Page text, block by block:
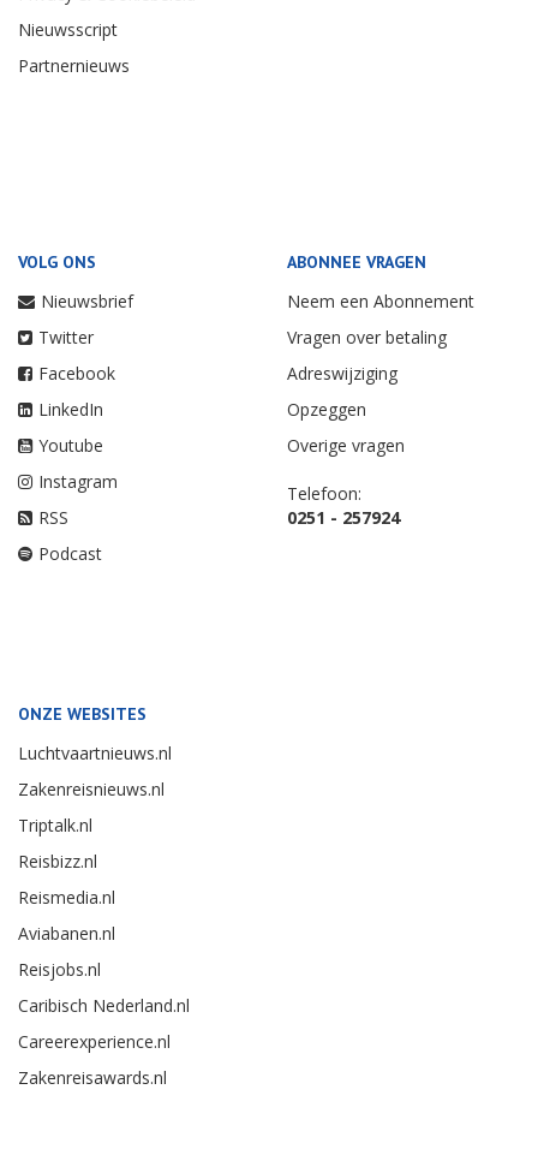
Nieuwsscript
Partnernieuws
VOLG ONS
Nieuwsbrief
Twitter
Facebook
LinkedIn
Youtube
Instagram
RSS
Podcast
ABONNEE VRAGEN
Neem een Abonnement
Vragen over betaling
Adreswijziging
Opzeggen
Overige vragen
Telefoon:
0251 - 257924
ONZE WEBSITES
Luchtvaartnieuws.nl
Zakenreisnieuws.nl
Triptalk.nl
Reisbizz.nl
Reismedia.nl
Aviabanen.nl
Reisjobs.nl
Caribisch Nederland.nl
Careerexperience.nl
Zakenreisawards.nl